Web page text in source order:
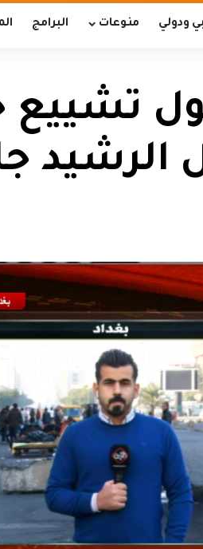
ودولي منوعات البرامج
تشييع
الرشيد